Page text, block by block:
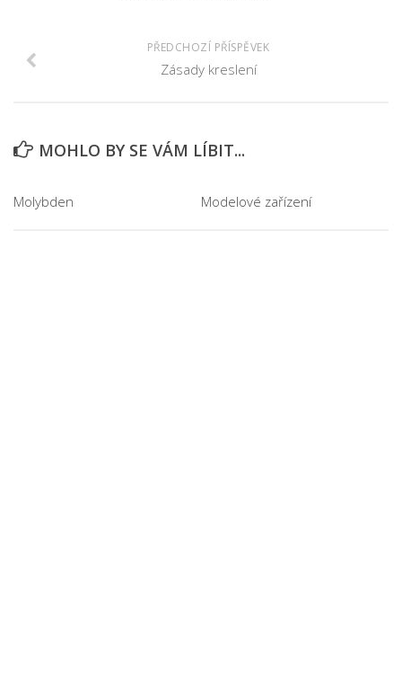
PŘEDCHOZÍ PŘÍSPĚVEK
Zásady kreslení
MOHLO BY SE VÁM LÍBIT...
Molybden Modelové zařízení